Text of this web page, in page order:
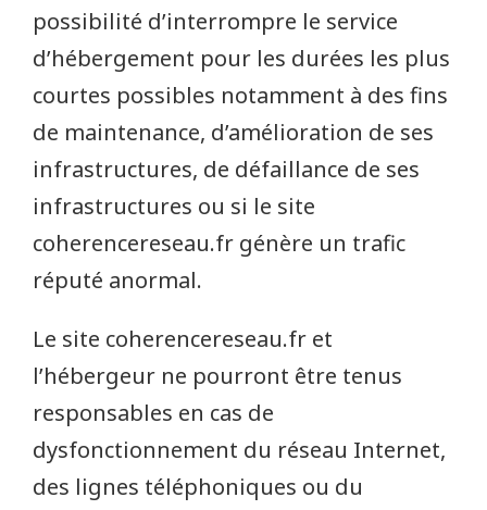
possibilité d’interrompre le service
d’hébergement pour les durées les plus
courtes possibles notamment à des fins
de maintenance, d’amélioration de ses
infrastructures, de défaillance de ses
infrastructures ou si le site
coherencereseau.fr génère un trafic
réputé anormal.
Le site coherencereseau.fr et
l’hébergeur ne pourront être tenus
responsables en cas de
dysfonctionnement du réseau Internet,
des lignes téléphoniques ou du